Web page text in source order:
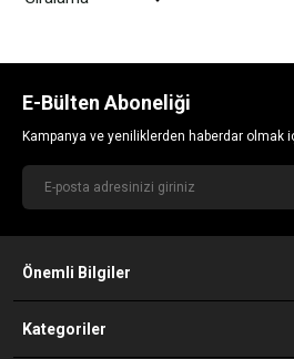
E-Bülten Aboneliği
Kampanya ve yeniliklerden haberdar olmak
Önemli Bilgiler
Kategoriler